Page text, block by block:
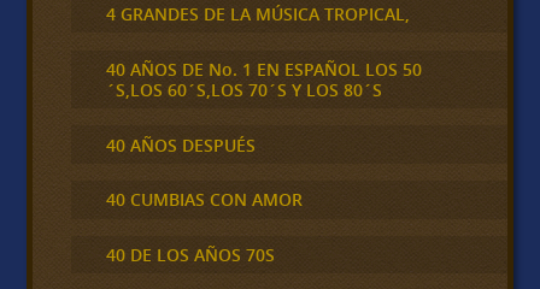
4 GRANDES DE LA MÚSICA TROPICAL,
40 AÑOS DE No. 1 EN ESPAÑOL LOS 50
´S,LOS 60´S,LOS 70´S Y LOS 80´S
40 AÑOS DESPUÉS
40 CUMBIAS CON AMOR
40 DE LOS AÑOS 70S